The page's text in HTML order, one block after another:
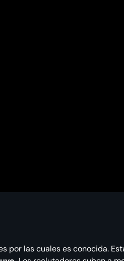
por las cuales es conocida.